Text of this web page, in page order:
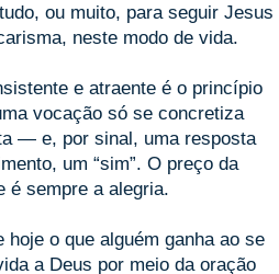
ou muito, para seguir Jesus
neste modo de vida.
e atraente é o princípio
vocação só se concretiza
— e, por sinal, uma resposta
um “sim”. O preço da
é sempre a alegria.
hoje o que alguém ganha ao se
a Deus por meio da oração